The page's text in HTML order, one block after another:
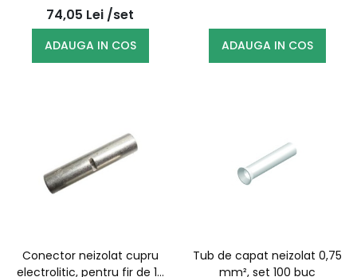
74,05 Lei /set
ADAUGA IN COS ADAUGA IN COS
Conector neizolat cupru
electrolitic, pentru fir de 16
Tub de capat neizolat 0,75
mm², set 100 buc